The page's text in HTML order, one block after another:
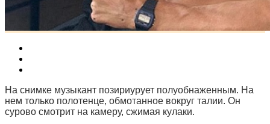
На снимке музыкант позириурует полуобнаженным. На
нем только полотенце, обмотанное вокруг талии. Он
сурово смотрит на камеру, сжимая кулаки.